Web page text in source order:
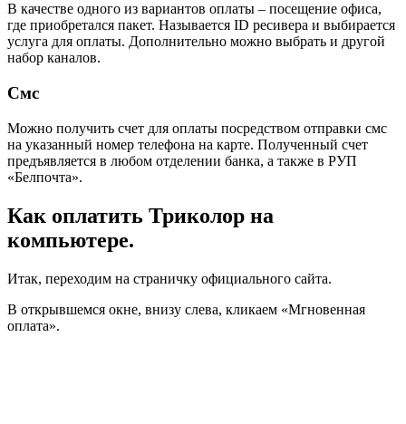
В качестве одного из вариантов оплаты – посещение офиса,
где приобретался пакет. Называется ID ресивера и выбирается
услуга для оплаты. Дополнительно можно выбрать и другой
набор каналов.
Смс
Можно получить счет для оплаты посредством отправки смс
на указанный номер телефона на карте. Полученный счет
предъявляется в любом отделении банка, а также в РУП
«Белпочта».
Как оплатить Триколор на
компьютере.
Итак, переходим на страничку официального сайта.
В открывшемся окне, внизу слева, кликаем «Мгновенная
оплата».